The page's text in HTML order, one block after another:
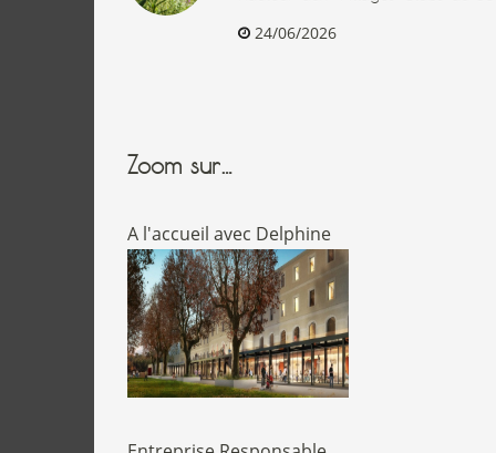
24/06/2026
Zoom sur…
A l'accueil avec Delphine